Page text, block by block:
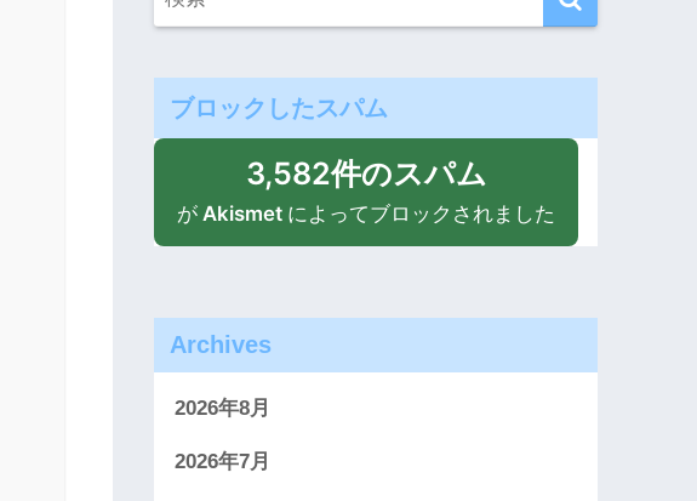
ブロックしたスパム
3,582件のスパム
が Akismet によってブロックされました
Archives
2026年8月
2026年7月